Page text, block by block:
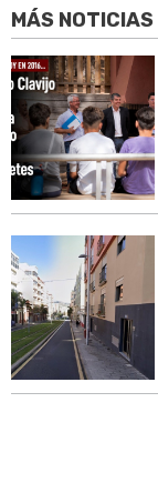
MÁS NOTICIAS